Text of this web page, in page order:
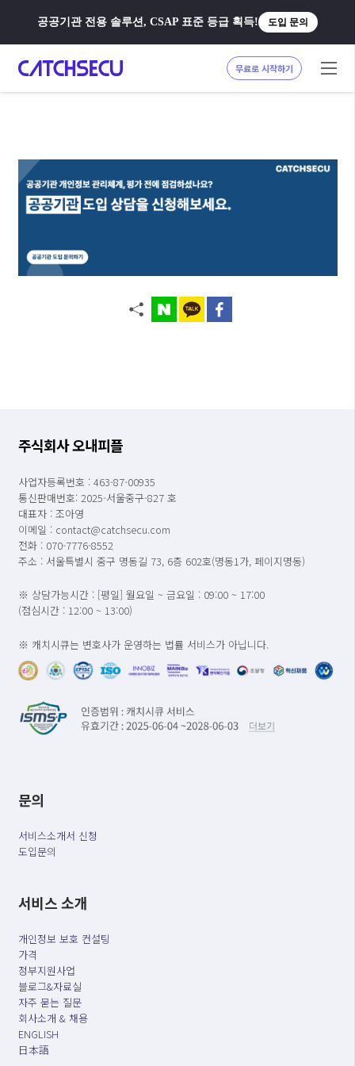
공공기관 전용 솔루션, CSAP 표준 등급 획득! 도입 문의
무료로 시작하기
주식회사 오내피플
사업자등록번호 : 463-87-00935
통신판매번호: 2025-서울중구-827 호
대표자 : 조아영
이메일 : contact@catchsecu.com
전화 : 070-7776-8552
주소 : 서울특별시 중구 명동길 73, 6층 602호(명동1가, 페이지명동)
※ 상담가능시간 : [평일] 월요일 ~ 금요일 : 09:00 ~ 17:00
(점심시간 : 12:00 ~ 13:00)
※ 캐치시큐는 변호사가 운영하는 법률 서비스가 아닙니다.
문의
서비스소개서 신청
도입문의
서비스 소개
개인정보 보호 컨설팅
가격
정부지원사업
블로그&자료실
자주 묻는 질문
회사소개 & 채용
ENGLISH
日本語